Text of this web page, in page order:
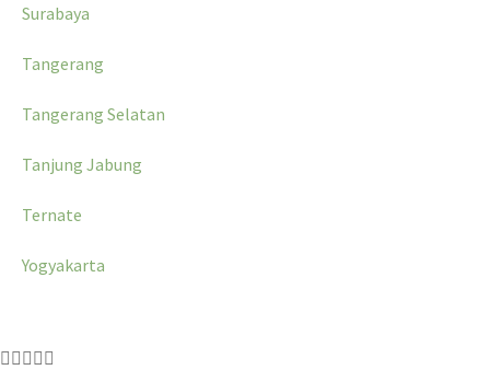
Surabaya
Tangerang
Tangerang Selatan
Tanjung Jabung
Ternate
Yogyakarta
